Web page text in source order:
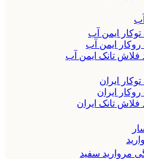
ایمن آب
ایمن آب
فلاش تانک ایمن آب
ایران
ایران
تانک ایران
مروارید سفید